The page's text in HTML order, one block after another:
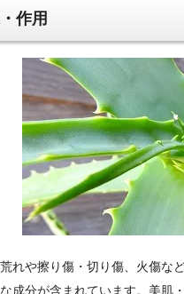
作用
れや擦り傷・切り傷、火傷な
成分が含まれています。美肌